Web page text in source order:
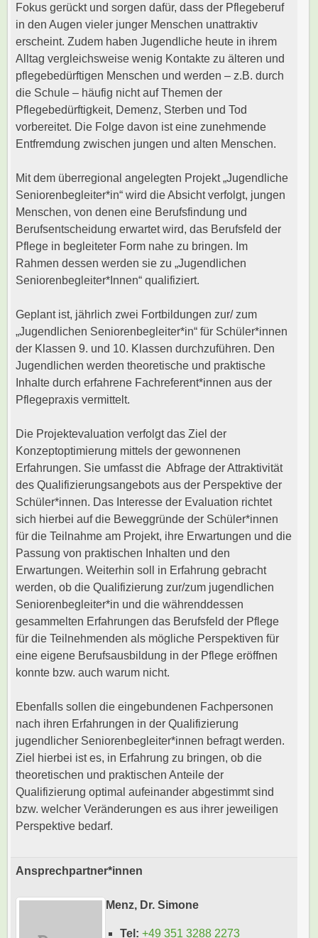
Fokus gerückt und sorgen dafür, dass der Pflegeberuf
in den Augen vieler junger Menschen unattraktiv
erscheint. Zudem haben Jugendliche heute in ihrem
Alltag vergleichsweise wenig Kontakte zu älteren und
pflegebedürftigen Menschen und werden – z.B. durch
die Schule – häufig nicht auf Themen der
Pflegebedürftigkeit, Demenz, Sterben und Tod
vorbereitet. Die Folge davon ist eine zunehmende
Entfremdung zwischen jungen und alten Menschen.
Mit dem überregional angelegten Projekt „Jugendliche
Seniorenbegleiter*in“ wird die Absicht verfolgt, jungen
Menschen, von denen eine Berufsfindung und
Berufsentscheidung erwartet wird, das Berufsfeld der
Pflege in begleiteter Form nahe zu bringen. Im
Rahmen dessen werden sie zu „Jugendlichen
Seniorenbegleiter*Innen“ qualifiziert.
Geplant ist, jährlich zwei Fortbildungen zur/ zum
„Jugendlichen Seniorenbegleiter*in“ für Schüler*innen
der Klassen 9. und 10. Klassen durchzuführen. Den
Jugendlichen werden theoretische und praktische
Inhalte durch erfahrene Fachreferent*innen aus der
Pflegepraxis vermittelt.
Die Projektevaluation verfolgt das Ziel der
Konzeptoptimierung mittels der gewonnenen
Erfahrungen. Sie umfasst die Abfrage der Attraktivität
des Qualifizierungsangebots aus der Perspektive der
Schüler*innen. Das Interesse der Evaluation richtet
sich hierbei auf die Beweggründe der Schüler*innen
für die Teilnahme am Projekt, ihre Erwartungen und die
Passung von praktischen Inhalten und den
Erwartungen. Weiterhin soll in Erfahrung gebracht
werden, ob die Qualifizierung zur/zum jugendlichen
Seniorenbegleiter*in und die währenddessen
gesammelten Erfahrungen das Berufsfeld der Pflege
für die Teilnehmenden als mögliche Perspektiven für
eine eigene Berufsausbildung in der Pflege eröffnen
konnte bzw. auch warum nicht.
Ebenfalls sollen die eingebundenen Fachpersonen
nach ihren Erfahrungen in der Qualifizierung
jugendlicher Seniorenbegleiter*innen befragt werden.
Ziel hierbei ist es, in Erfahrung zu bringen, ob die
theoretischen und praktischen Anteile der
Qualifizierung optimal aufeinander abgestimmt sind
bzw. welcher Veränderungen es aus ihrer jeweiligen
Perspektive bedarf.
Ansprechpartner*innen
Menz, Dr. Simone
Tel: +49 351 3288 2273